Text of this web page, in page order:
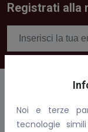
Noi e terze
tecnologie
Registrati alla
Benvenuti in